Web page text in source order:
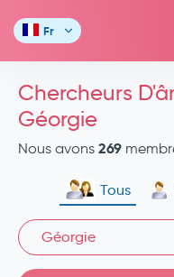
Fr
Chercheurs
Géorgie
Nous avons 269
Tous
Géorgie